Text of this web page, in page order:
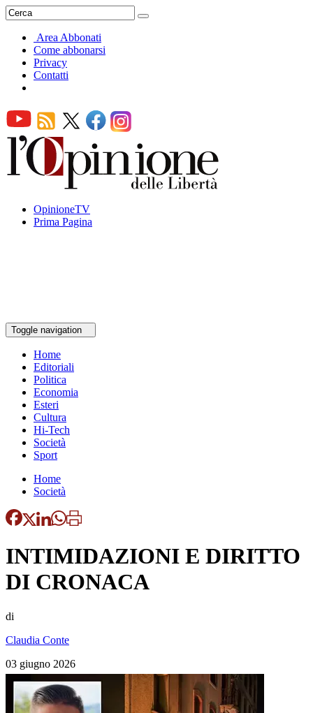
Area Abbonati
Come abbonarsi
Privacy
Contatti
OpinioneTV
Prima Pagina
Toggle navigation
Home
Editoriali
Politica
Economia
Esteri
Cultura
Hi-Tech
Società
Sport
Home
Società
INTIMIDAZIONI E DIRITTO
DI CRONACA
di
Claudia Conte
03 giugno 2026